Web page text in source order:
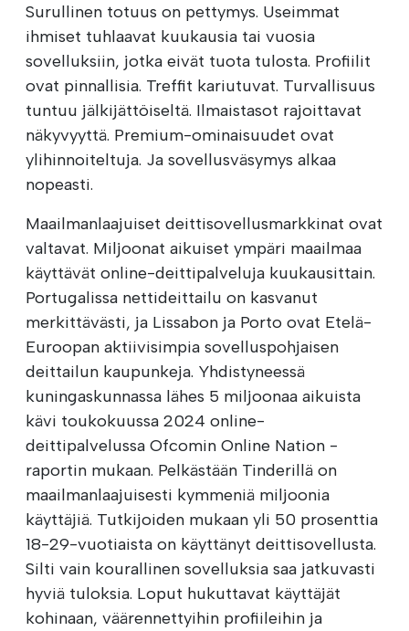
Surullinen totuus on pettymys. Useimmat
ihmiset tuhlaavat kuukausia tai vuosia
sovelluksiin, jotka eivät tuota tulosta. Profiilit
ovat pinnallisia. Treffit kariutuvat. Turvallisuus
tuntuu jälkijättöiseltä. Ilmaistasot rajoittavat
näkyvyyttä. Premium-ominaisuudet ovat
ylihinnoiteltuja. Ja sovellusväsymys alkaa
nopeasti.
Maailmanlaajuiset deittisovellusmarkkinat ovat
valtavat. Miljoonat aikuiset ympäri maailmaa
käyttävät online-deittipalveluja kuukausittain.
Portugalissa nettideittailu on kasvanut
merkittävästi, ja Lissabon ja Porto ovat Etelä-
Euroopan aktiivisimpia sovelluspohjaisen
deittailun kaupunkeja. Yhdistyneessä
kuningaskunnassa lähes 5 miljoonaa aikuista
kävi toukokuussa 2024 online-
deittipalvelussa Ofcomin Online Nation -
raportin mukaan. Pelkästään Tinderillä on
maailmanlaajuisesti kymmeniä miljoonia
käyttäjiä. Tutkijoiden mukaan yli 50 prosenttia
18-29-vuotiaista on käyttänyt deittisovellusta.
Silti vain kourallinen sovelluksia saa jatkuvasti
hyviä tuloksia. Loput hukuttavat käyttäjät
kohinaan, väärennettyihin profiileihin ja